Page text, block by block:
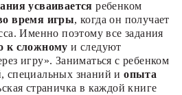
усваивается ребенком
время игры, когда он получает
Именно поэтому все задания
к сложному и следуют
игру». Заниматься с ребенком
специальных знаний иопыта
страничка в каждой книге